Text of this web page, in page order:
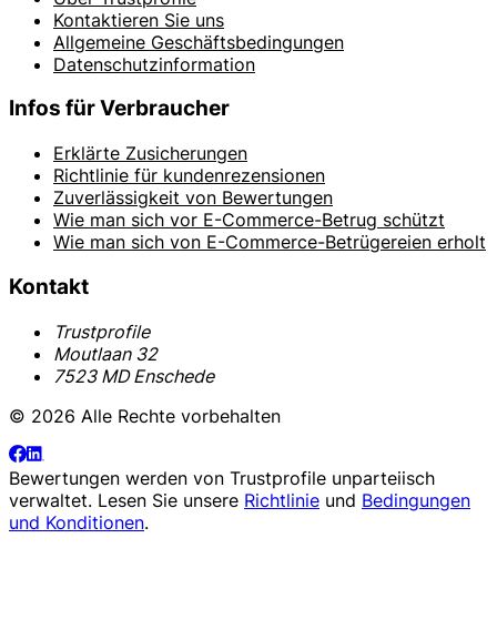
Kontaktieren Sie uns
Allgemeine Geschäftsbedingungen
Datenschutzinformation
Infos für Verbraucher
Erklärte Zusicherungen
Richtlinie für kundenrezensionen
Zuverlässigkeit von Bewertungen
Wie man sich vor E-Commerce-Betrug schützt
Wie man sich von E-Commerce-Betrügereien erholt
Kontakt
Trustprofile
Moutlaan 32
7523 MD Enschede
© 2026 Alle Rechte vorbehalten
Bewertungen werden von Trustprofile unparteiisch
verwaltet. Lesen Sie unsere Richtlinie und Bedingungen
und Konditionen.